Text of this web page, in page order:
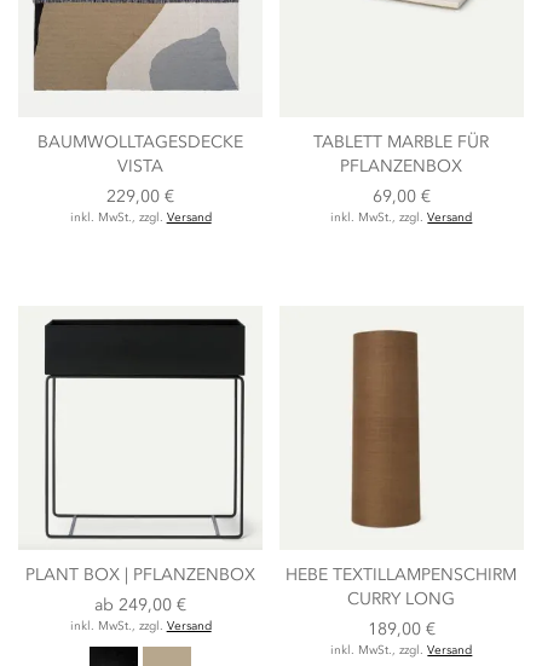
BAUMWOLLTAGESDECKE
VISTA
229,00 €
inkl. MwSt., zzgl. Versand
TABLETT MARBLE FÜR
PFLANZENBOX
69,00 €
inkl. MwSt., zzgl.Versand
PLANT BOX | PFLANZENBOX
ab249,00 €
inkl. MwSt., zzgl. Versand
HEBE TEXTILLAMPENSCHIRM
CURRY LONG
189,00 €
inkl. MwSt., zzgl.Versand